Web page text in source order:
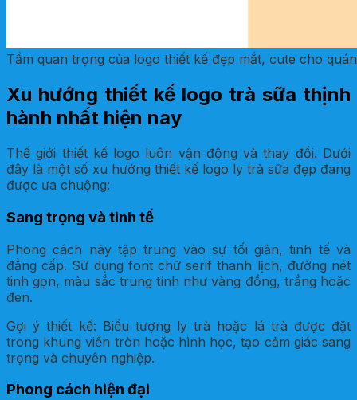
Tầm quan trọng của logo thiết kế đẹp mắt, cute cho
Xu hướng thiết kế logo trà sữa thịnh
hành nhất hiện nay
Thế giới thiết kế logo luôn vận động và thay đổi. Dưới
đây là một số xu hướng thiết kế logo ly trà sữa đẹp đang
được ưa chuộng:
Sang trọng và tinh tế
Phong cách này tập trung vào sự tối giản, tinh tế và
đẳng cấp. Sử dụng font chữ serif thanh lịch, đường nét
tinh gọn, màu sắc trung tính như vàng đồng, trắng hoặc
đen.
Gợi ý thiết kế: Biểu tượng ly trà hoặc lá trà được đặt
trong khung viền tròn hoặc hình học, tạo cảm giác sang
trọng và chuyên nghiệp.
Phong cách hiện đại